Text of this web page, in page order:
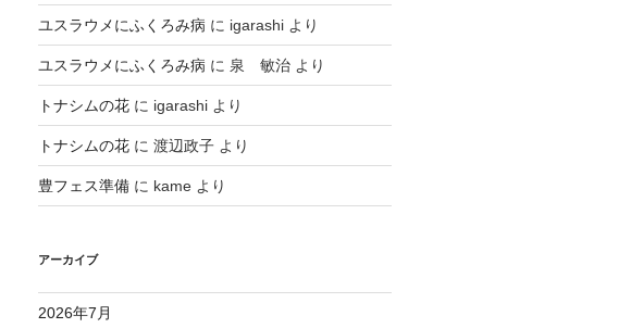
ユスラウメにふくろみ病 に igarashiより
ユスラウメにふくろみ病 に 泉 敏治より
トナシムの花に igarashiより
トナシムの花に 渡辺政子より
豊フェス準備に kameより
アーカイブ
2026年7月